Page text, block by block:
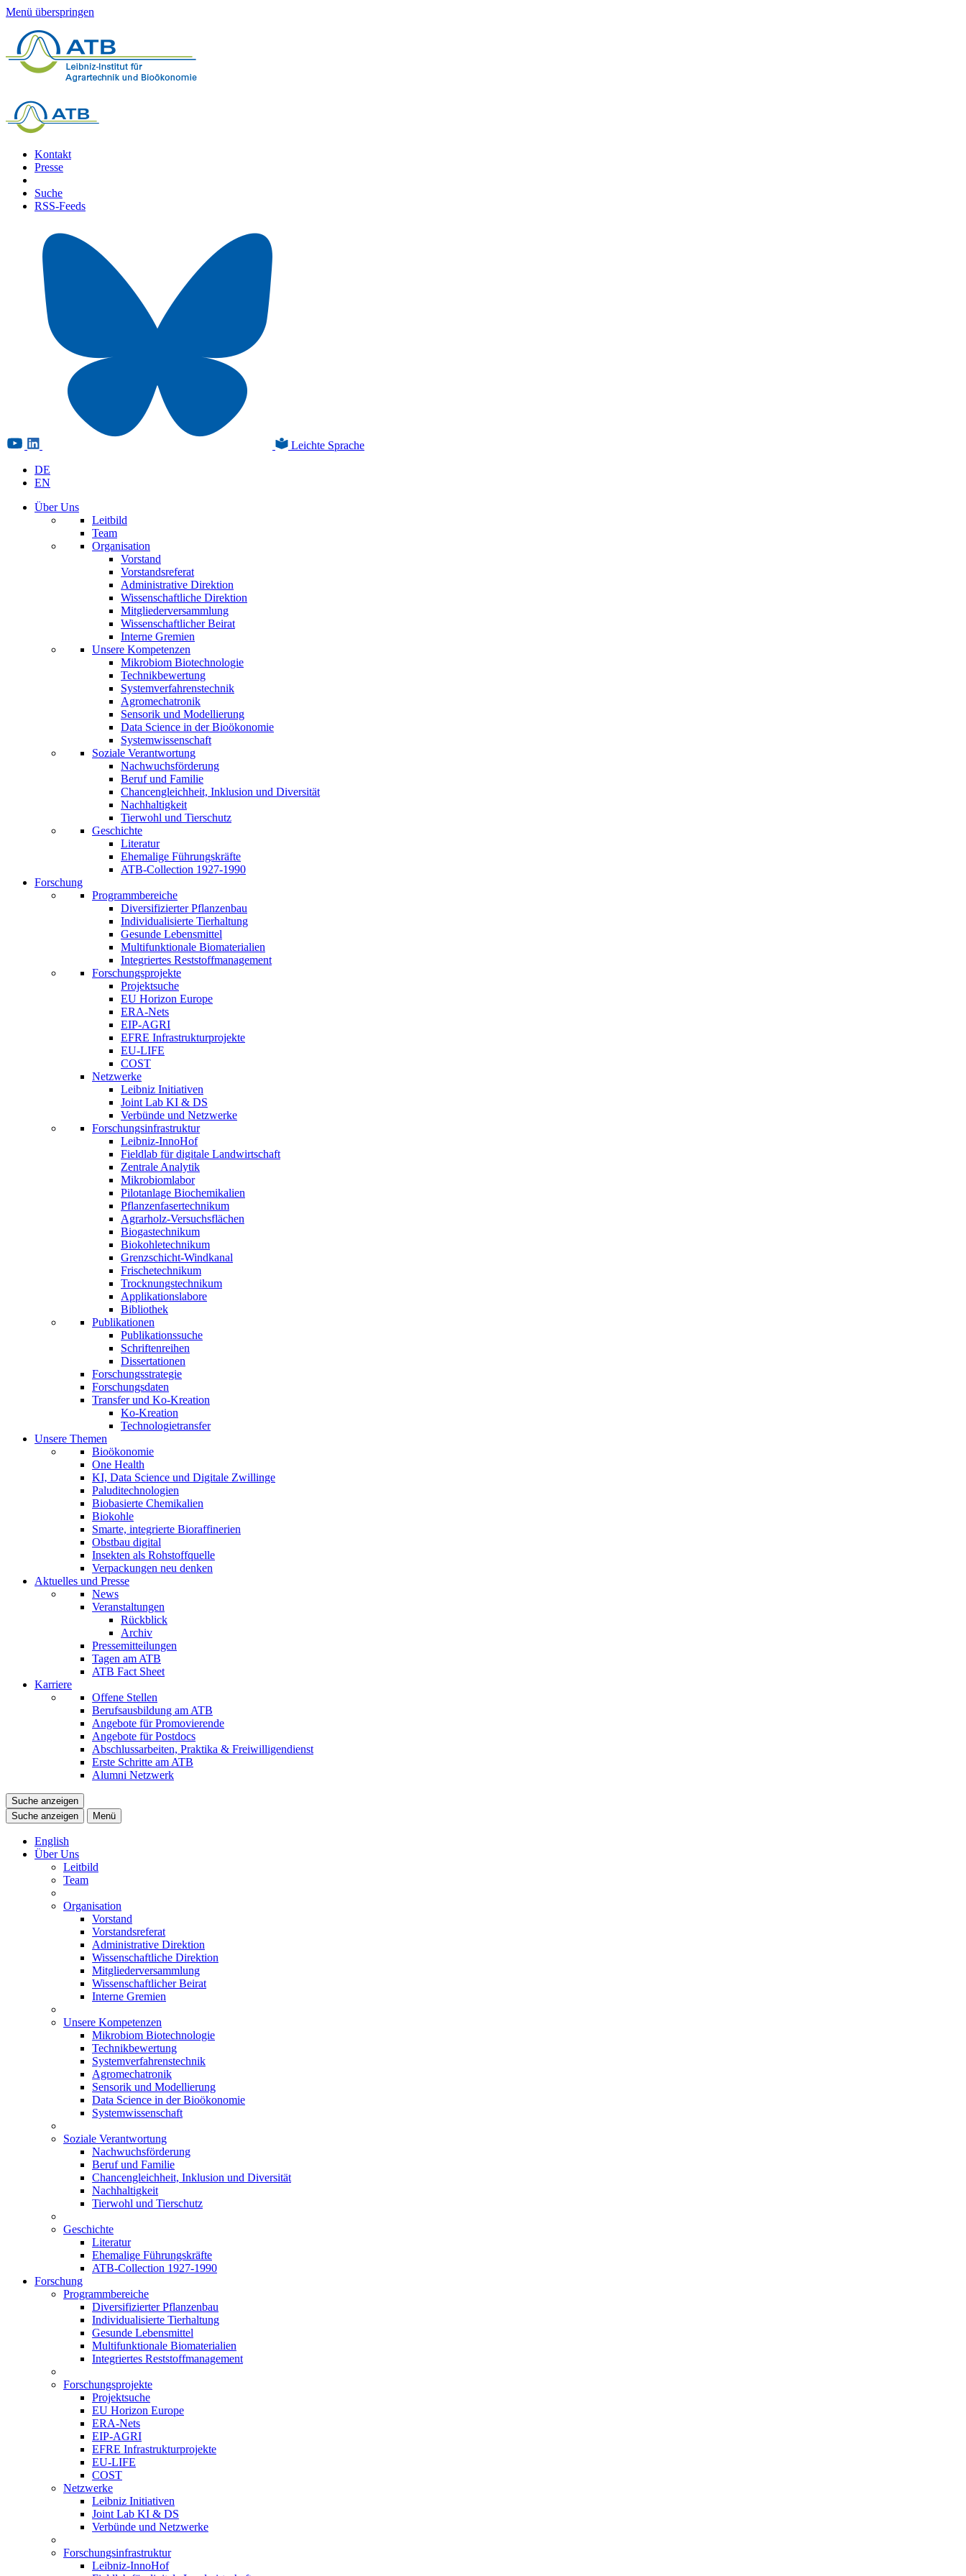
Menü überspringen
Kontakt
Presse
Suche
RSS-Feeds
Leichte Sprache
DE
EN
Über Uns
Leitbild
Team
Organisation
Vorstand
Vorstandsreferat
Administrative Direktion
Wissenschaftliche Direktion
Mitgliederversammlung
Wissenschaftlicher Beirat
Interne Gremien
Unsere Kompetenzen
Mikrobiom Biotechnologie
Technikbewertung
Systemverfahrenstechnik
Agromechatronik
Sensorik und Modellierung
Data Science in der Bioökonomie
Systemwissenschaft
Soziale Verantwortung
Nachwuchsförderung
Beruf und Familie
Chancengleichheit, Inklusion und Diversität
Nachhaltigkeit
Tierwohl und Tierschutz
Geschichte
Literatur
Ehemalige Führungskräfte
ATB-Collection 1927-1990
Forschung
Programmbereiche
Diversifizierter Pflanzenbau
Individualisierte Tierhaltung
Gesunde Lebensmittel
Multifunktionale Biomaterialien
Integriertes Reststoffmanagement
Forschungsprojekte
Projektsuche
EU Horizon Europe
ERA-Nets
EIP-AGRI
EFRE Infrastrukturprojekte
EU-LIFE
COST
Netzwerke
Leibniz Initiativen
Joint Lab KI & DS
Verbünde und Netzwerke
Forschungsinfrastruktur
Leibniz-InnoHof
Fieldlab für digitale Landwirtschaft
Zentrale Analytik
Mikrobiomlabor
Pilotanlage Biochemikalien
Pflanzenfasertechnikum
Agrarholz-Versuchsflächen
Biogastechnikum
Biokohletechnikum
Grenzschicht-Windkanal
Frischetechnikum
Trocknungstechnikum
Applikationslabore
Bibliothek
Publikationen
Publikationssuche
Schriftenreihen
Dissertationen
Forschungsstrategie
Forschungsdaten
Transfer und Ko-Kreation
Ko-Kreation
Technologietransfer
Unsere Themen
Bioökonomie
One Health
KI, Data Science und Digitale Zwillinge
Paluditechnologien
Biobasierte Chemikalien
Biokohle
Smarte, integrierte Bioraffinerien
Obstbau digital
Insekten als Rohstoffquelle
Verpackungen neu denken
Aktuelles und Presse
News
Veranstaltungen
Rückblick
Archiv
Pressemitteilungen
Tagen am ATB
ATB Fact Sheet
Karriere
Offene Stellen
Berufsausbildung am ATB
Angebote für Promovierende
Angebote für Postdocs
Abschlussarbeiten, Praktika & Freiwilligendienst
Erste Schritte am ATB
Alumni Netzwerk
Suche anzeigen
Suche anzeigen
Menü
English
Über Uns
Leitbild
Team
Organisation
Vorstand
Vorstandsreferat
Administrative Direktion
Wissenschaftliche Direktion
Mitgliederversammlung
Wissenschaftlicher Beirat
Interne Gremien
Unsere Kompetenzen
Mikrobiom Biotechnologie
Technikbewertung
Systemverfahrenstechnik
Agromechatronik
Sensorik und Modellierung
Data Science in der Bioökonomie
Systemwissenschaft
Soziale Verantwortung
Nachwuchsförderung
Beruf und Familie
Chancengleichheit, Inklusion und Diversität
Nachhaltigkeit
Tierwohl und Tierschutz
Geschichte
Literatur
Ehemalige Führungskräfte
ATB-Collection 1927-1990
Forschung
Programmbereiche
Diversifizierter Pflanzenbau
Individualisierte Tierhaltung
Gesunde Lebensmittel
Multifunktionale Biomaterialien
Integriertes Reststoffmanagement
Forschungsprojekte
Projektsuche
EU Horizon Europe
ERA-Nets
EIP-AGRI
EFRE Infrastrukturprojekte
EU-LIFE
COST
Netzwerke
Leibniz Initiativen
Joint Lab KI & DS
Verbünde und Netzwerke
Forschungsinfrastruktur
Leibniz-InnoHof